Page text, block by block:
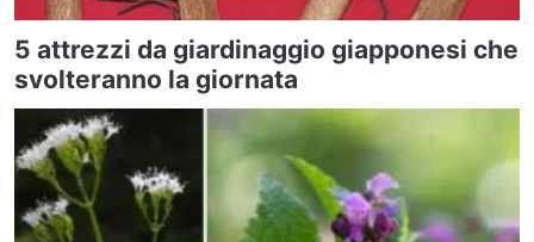
5 attrezzi da giardinaggio giapponesi che
svolteranno la giornata